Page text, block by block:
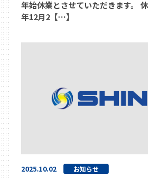
年始休業とさせていただきます。
年12月2【…】
2025.10.02 お知らせ